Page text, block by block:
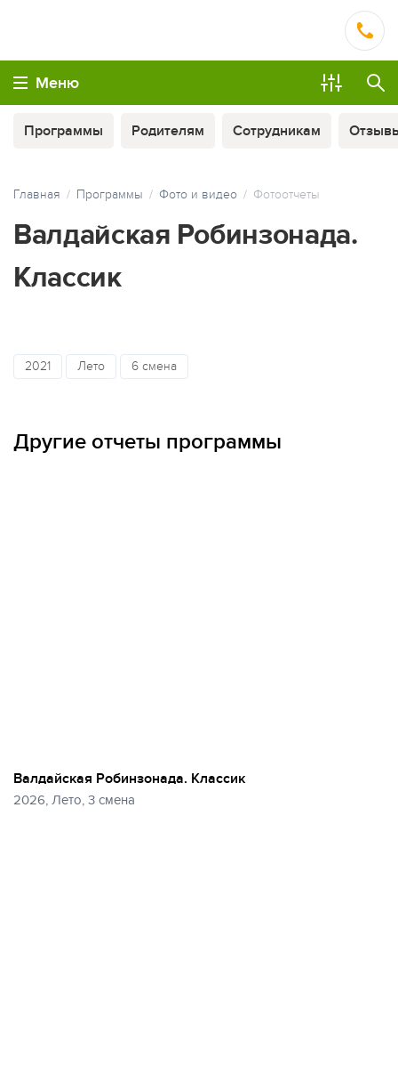
Меню
Программы Родителям Сотрудникам
Главная Программы Фото и видео Фотоотчеты
Валдайская Робинзонада.
Классик
2021 Лето 6 смена
Другие отчеты программы
Валдайская Робинзонада. Классик
2026, Лето, 3 смена